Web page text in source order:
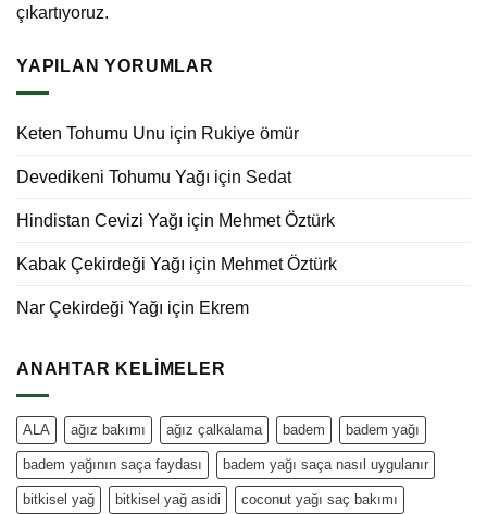
çıkartıyoruz.
YAPILAN YORUMLAR
Keten Tohumu Unu için Rukiye ömür
Devedikeni Tohumu Yağı için Sedat
Hindistan Cevizi Yağı için Mehmet Öztürk
Kabak Çekirdeği Yağı için Mehmet Öztürk
Nar Çekirdeği Yağı için Ekrem
ANAHTAR KELIMELER
ALA ağız bakımı ağız çalkalama badem badem yağı
badem yağının saça faydası badem yağı saça nasıl uygulanır
bitkisel yağ bitkisel yağ asidi coconut yağı saç bakımı